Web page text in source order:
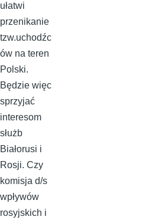
ułatwi
przenikanie
tzw.uchodźc
ów na teren
Polski.
Będzie więc
sprzyjać
interesom
służb
Białorusi i
Rosji. Czy
komisja d/s
wpływów
rosyjskich i